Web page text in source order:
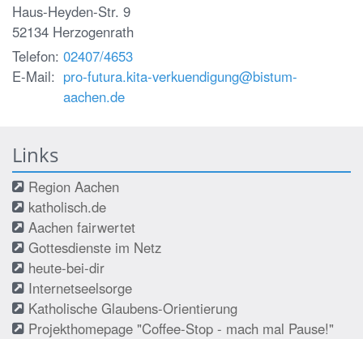
Haus-Heyden-Str. 9
52134 Herzogenrath
Telefon: 02407/4653
E-Mail: pro-futura.kita-verkuendigung@bistum-
aachen.de
Links
Region Aachen
katholisch.de
Aachen fairwertet
Gottesdienste im Netz
heute-bei-dir
Internetseelsorge
Katholische Glaubens-Orientierung
Projekthomepage "Coffee-Stop - mach mal Pause!"